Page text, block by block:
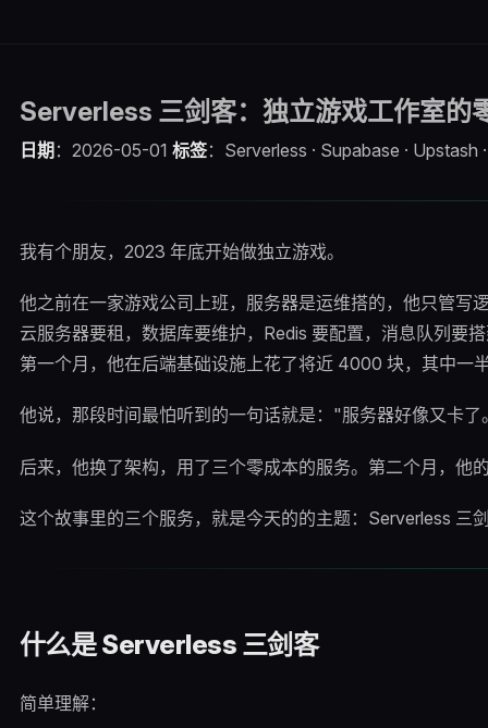
Serverless 三剑客：独立游戏工作室的
日期 ：2026-05-01 标签：Serverless · Supabase · Upstash
我有个朋友，2023 年底开始做独立游戏。
他之前在一家游戏公司上班，服务器是运维搭的，他只管
云服务器要租，数据库要维护，Redis 要配置，消息队列要
第一个月，他在后端基础设施上花了将近 4000 块，其中一
他说，那段时间最怕听到的一句话就是："服务器好像又卡了
后来，他换了架构，用了三个零成本的服务。第二个月，他
这个故事里的三个服务，就是今天的的主题：Serverless
什么是 Serverless 三剑客
简单理解：